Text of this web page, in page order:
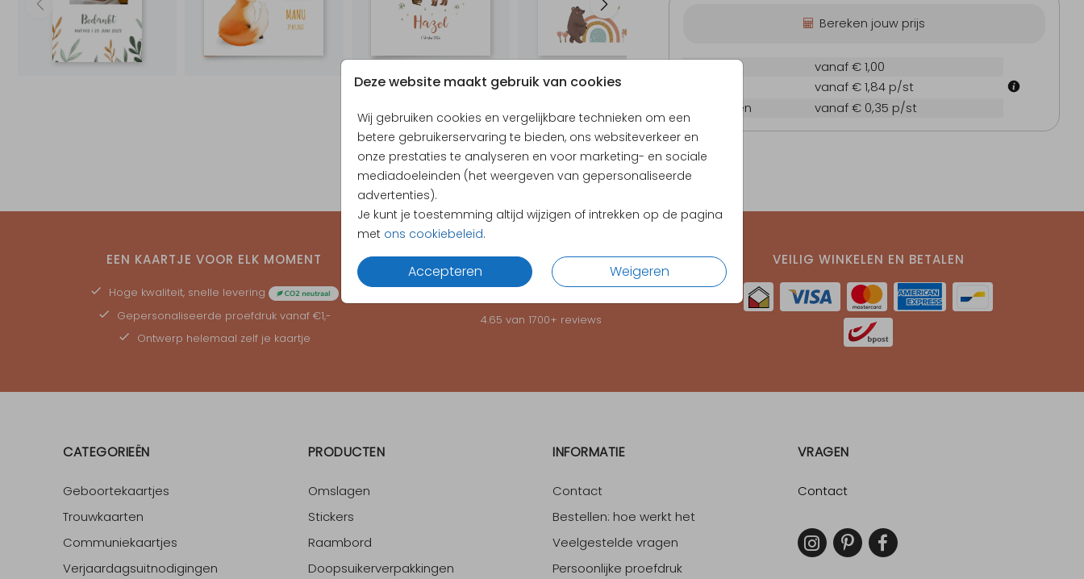
Deze website maakt gebruik van cookies
Wij gebruiken cookies en vergelijkbare technieken om een
betere gebruikerservaring te bieden, ons websiteverkeer en
onze prestaties te analyseren en voor marketing- en sociale
mediadoeleinden (het weergeven van gepersonaliseerde
advertenties).
Je kunt je toestemming altijd wijzigen of intrekken op de pagina
met ons cookiebeleid.
Accepteren Weigeren
Bereken jouw prijs
vanaf € 1,00
vanaf € 1,84 p/st
Enveloppen
vanaf € 0,35 p/st
EEN KAARTJE VOOR ELK MOMENT
Hoge kwaliteit, snelle levering
Gepersonaliseerde proefdrukvanaf €1,-
Ontwerp helemaal zelf je kaartje
KLANTEN BEOORDELEN ONS MET EEN4.65
4.65 van 1700+ reviews
VEILIG WINKELEN EN BETALEN
CATEGORIEËN
Geboortekaartjes
Trouwkaarten
Communiekaartjes
Verjaardagsuitnodigingen
PRODUCTEN
Omslagen
Stickers
Raambord
Doopsuikerverpakkingen
INFORMATIE
Contact
Bestellen: hoe werkt het
Veelgestelde vragen
Persoonlijke proefdruk
VRAGEN
Contact